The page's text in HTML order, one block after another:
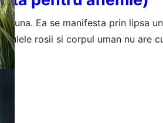
Ea se manifesta prin lipsa
rosii si corpul uman nu are
Cel mai cunoscut tip de anemie
fi prevenit…